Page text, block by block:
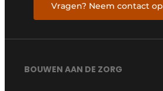
Vragen? Neem contact op
BOUWEN AAN DE ZORG